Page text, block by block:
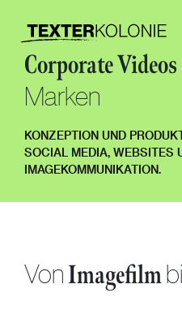
Corporate Videos
Marken
KONZEPTION UND
SOCIAL MEDIA, WEBSITES
IMAGEKOMMUNIKATION.
VonImagefilm